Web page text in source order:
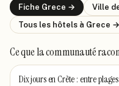
Fiche Grece → Ville
Tous les hôtels à Grece →
Ce que la communauté
Dix jours en Crète : entre